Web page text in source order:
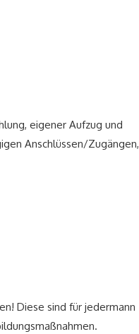
eigener Aufzug und
Anschlüssen/Zugängen,
Diese sind für jedermann